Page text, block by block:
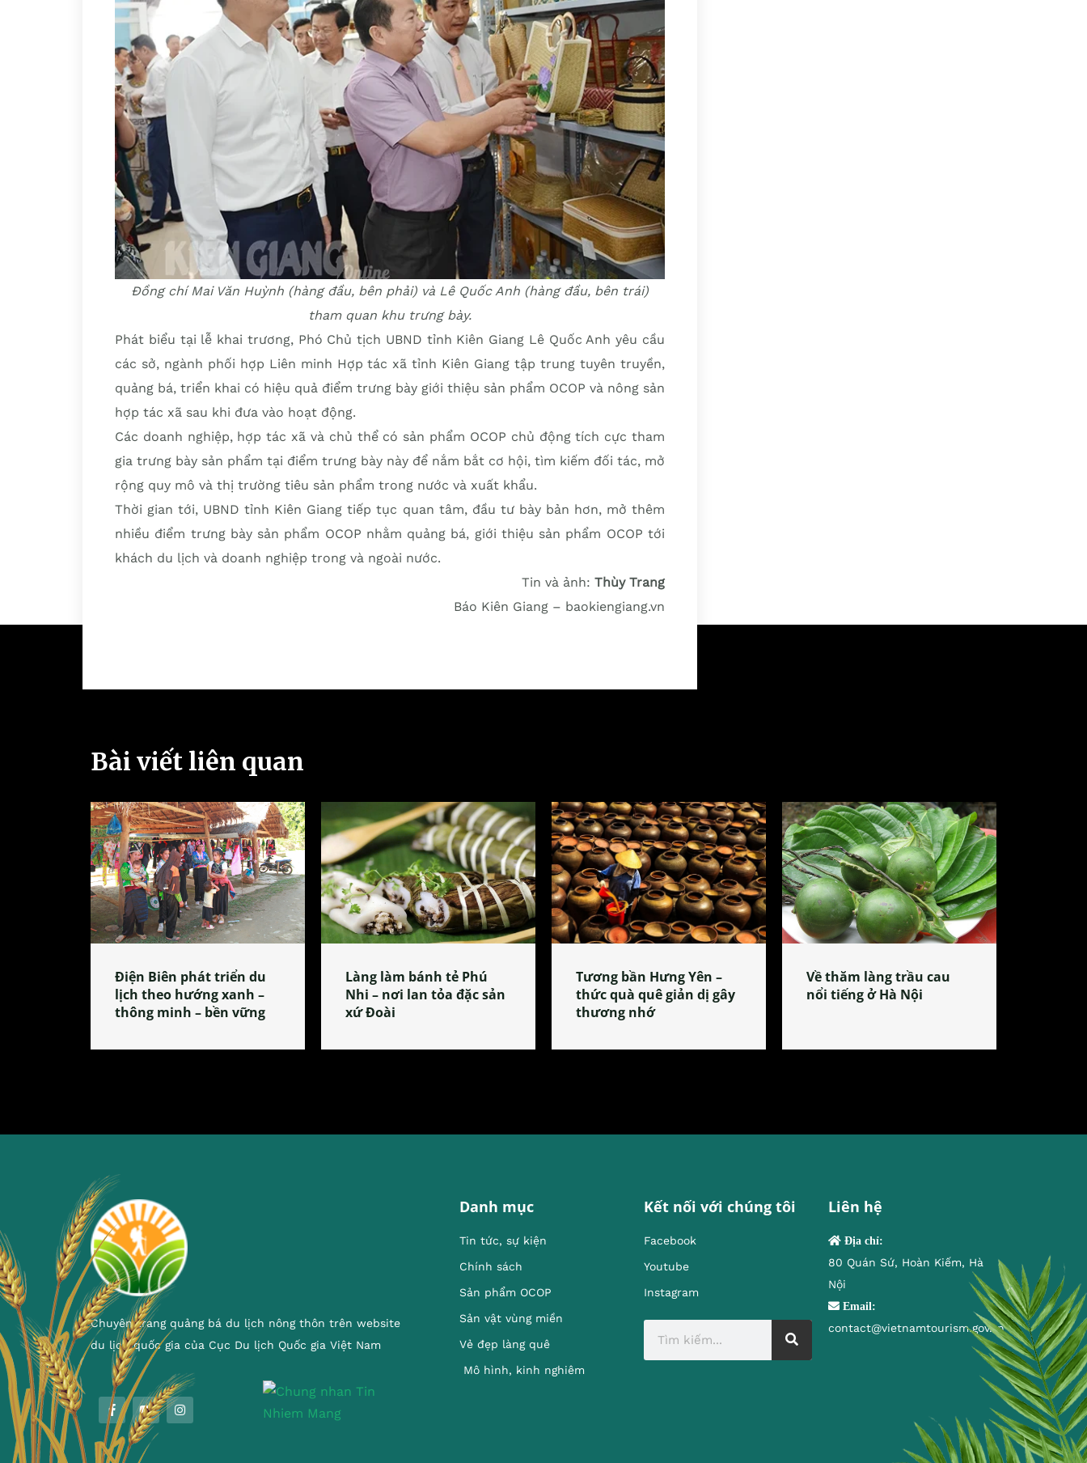
Đồng chí Mai Văn Huỳnh (hàng đầu, bên phải) và Lê Quốc Anh (hàng đầu, bên trái)
tham quan khu trưng bày.
Phát biểu tại lễ khai trương, Phó Chủ tịch UBND tỉnh Kiên Giang Lê Quốc Anh yêu cầu
các sở, ngành phối hợp Liên minh Hợp tác xã tỉnh Kiên Giang tập trung tuyên truyền,
quảng bá, triển khai có hiệu quả điểm trưng bày giới thiệu sản phẩm OCOP và nông sản
hợp tác xã sau khi đưa vào hoạt động.
Các doanh nghiệp, hợp tác xã và chủ thể có sản phẩm OCOP chủ động tích cực tham
gia trưng bày sản phẩm tại điểm trưng bày này để nắm bắt cơ hội, tìm kiếm đối tác, mở
rộng quy mô và thị trường tiêu sản phẩm trong nước và xuất khẩu.
Thời gian tới, UBND tỉnh Kiên Giang tiếp tục quan tâm, đầu tư bày bản hơn, mở thêm
nhiều điểm trưng bày sản phẩm OCOP nhằm quảng bá, giới thiệu sản phẩm OCOP tới
khách du lịch và doanh nghiệp trong và ngoài nước.
Tin và ảnh: Thùy Trang
Báo Kiên Giang – baokiengiang.vn
Bài viết liên quan
Điện Biên phát triển du
lịch theo hướng xanh –
thông minh – bền vững
Làng làm bánh tẻ Phú
Nhi – nơi lan tỏa đặc sản
xứ Đoài
Tương bần Hưng Yên –
thức quà quê giản dị gây
thương nhớ
Về thăm làng trầu cau
nổi tiếng ở Hà Nội
Chuyên trang quảng bá du lịch nông thôn trên website
du lịch quốc gia của Cục Du lịch Quốc gia Việt Nam
Danh mục
Tin tức, sự kiện
Chính sách
Sản phẩm OCOP
Sản vật vùng miền
Vẻ đẹp làng quê
Mô hình, kinh nghiêm
Kết nối với chúng tôi
Facebook
Youtube
Instagram
Liên hệ
Địa chỉ:
80 Quán Sứ, Hoàn Kiếm, Hà
Nội
Email:
contact@vietnamtourism.gov.vn